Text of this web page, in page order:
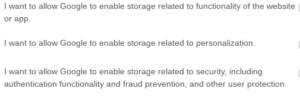
I want to allow Google to enable storage related to functionality of the website
or app.
I want to allow Google to enable storage related to personalization.
I want to allow Google to enable storage related to security, including
authentication functionality and fraud prevention, and other user protection.